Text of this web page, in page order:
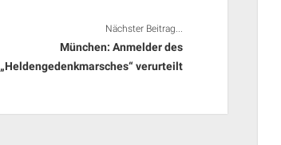
Nächster Beitrag...
München: Anmelder des
„Heldengedenkmarsches“ verurteilt